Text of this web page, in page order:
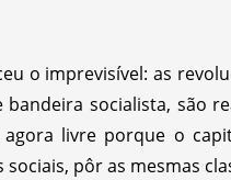
o imprevisível: as
socialista, são
livre porque o
pôr as mesmas